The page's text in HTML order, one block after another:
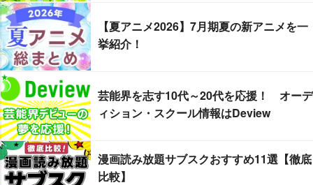
【夏アニメ2026】7月期夏の新アニメを一
挙紹介！
芸能界を志す10代～20代を応援！ オーデ
ィション・スクール情報はDeview
漫画読み放題サブスクおすすめ11選【徹底
比較】